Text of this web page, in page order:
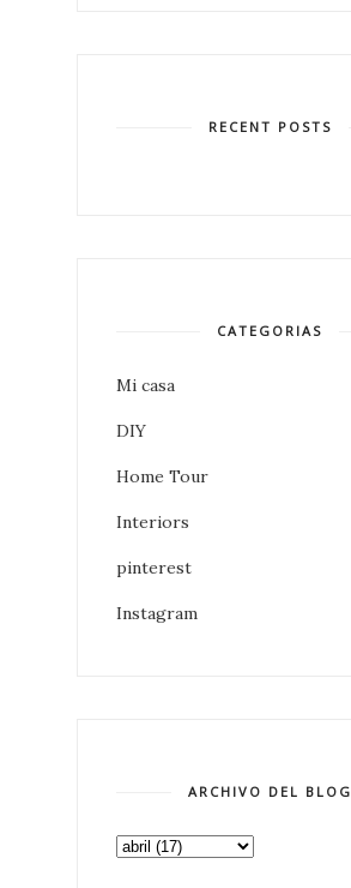
RECENT POSTS
CATEGORIAS
Mi casa
DIY
Home Tour
Interiors
pinterest
Instagram
ARCHIVO DEL BLOG